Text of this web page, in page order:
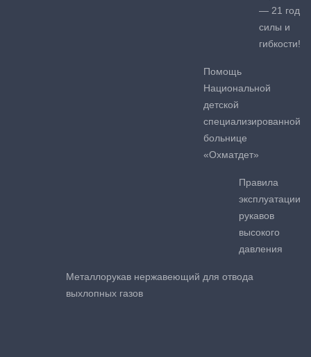
— 21 год
силы и
гибкости!
Помощь
Национальной
детской
специализированной
больнице
«Охматдет»
Правила
эксплуатации
рукавов
высокого
давления
Металлорукав нержавеющий для отвода
выхлопных газов